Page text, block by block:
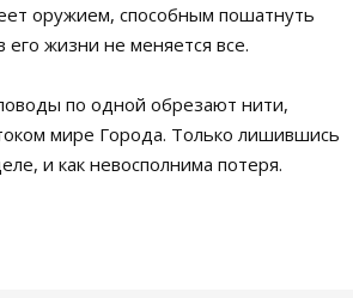
оружием, способным пошатнуть
жизни не меняется все.
по одной обрезают нити,
мире Города. Только лишившись
и как невосполнима потеря.